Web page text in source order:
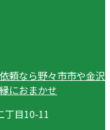
丁目10-11